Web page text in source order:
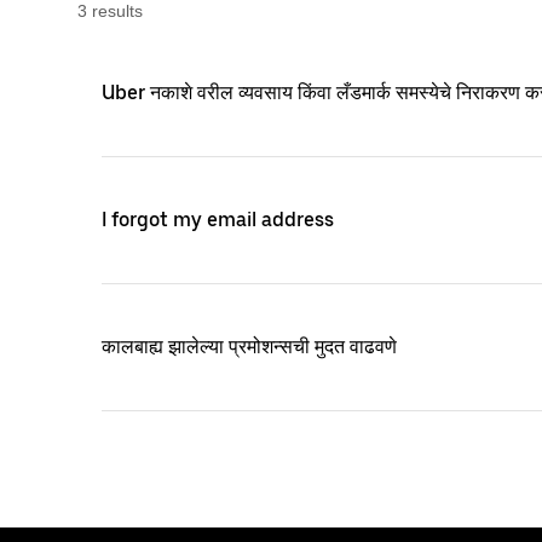
3 results
Uber नकाशे वरील व्यवसाय किंवा लँडमार्क समस्येचे निराकरण
I forgot my email address
कालबाह्य झालेल्या प्रमोशन्सची मुदत वाढवणे